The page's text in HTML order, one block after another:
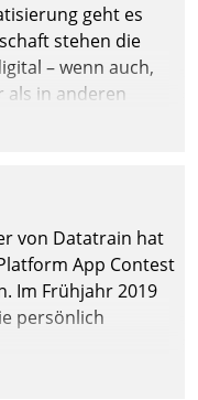
geht es
stehen die
– wenn auch,
als in anderen
von Datatrain hat
App Contest
Im Frühjahr 2019
persönlich